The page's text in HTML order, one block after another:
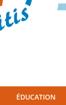
ÉDUCATION